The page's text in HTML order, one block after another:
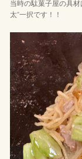
当時の駄菓子屋の具
太”一択です！！